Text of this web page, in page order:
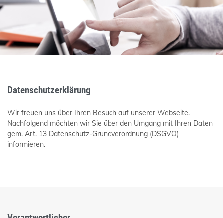
Datenschutzerklärung
Wir freuen uns über Ihren Besuch auf unserer Webseite.
Nachfolgend möchten wir Sie über den Umgang mit Ihren Daten
gem. Art. 13 Datenschutz-Grundverordnung (DSGVO)
informieren.